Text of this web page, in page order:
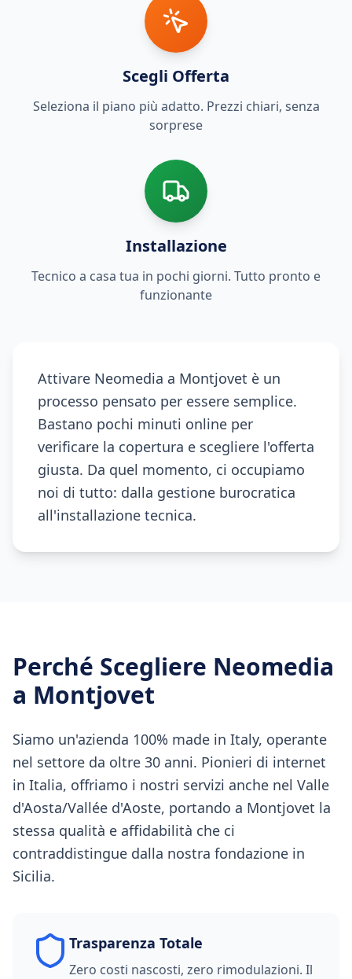
Scegli Offerta
Seleziona il piano più adatto. Prezzi chiari, senza
sorprese
Installazione
Tecnico a casa tua in pochi giorni. Tutto pronto e
funzionante
Attivare Neomedia a Montjovet è un
processo pensato per essere semplice.
Bastano pochi minuti online per
verificare la copertura e scegliere l'offerta
giusta. Da quel momento, ci occupiamo
noi di tutto: dalla gestione burocratica
all'installazione tecnica.
Perché Scegliere Neomedia
a Montjovet
Siamo un'azienda 100% made in Italy, operante
nel settore da oltre 30 anni. Pionieri di internet
in Italia, offriamo i nostri servizi anche nel Valle
d'Aosta/Vallée d'Aoste, portando a Montjovet la
stessa qualità e affidabilità che ci
contraddistingue dalla nostra fondazione in
Sicilia.
Trasparenza Totale
Zero costi nascosti, zero rimodulazioni. Il